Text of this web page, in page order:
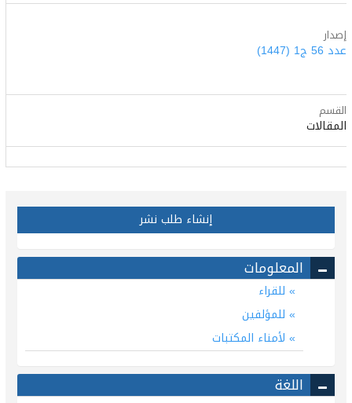
إصدار
عدد 56 ج1 (1447)
القسم
المقالات
إنشاء طلب نشر
المعلومات
للقراء
للمؤلفين
لأمناء المكتبات
اللغة